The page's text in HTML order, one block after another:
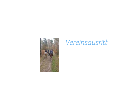
Vereinsausritt